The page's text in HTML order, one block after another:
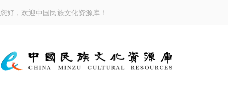
您好，欢迎中国民族文化资源库！